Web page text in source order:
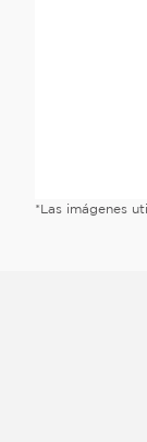
*Las imágenes